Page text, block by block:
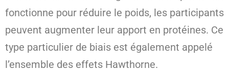
fonctionne pour réduire le poids, les participants
peuvent augmenter leur apport en protéines. Ce
type particulier de biais est également appelé
l’ensemble des effets Hawthorne.